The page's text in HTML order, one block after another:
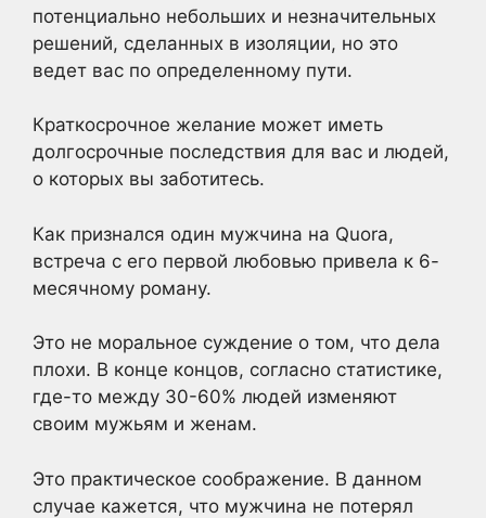
потенциально небольших и незначительных
решений, сделанных в изоляции, но это
ведет вас по определенному пути.
Краткосрочное желание может иметь
долгосрочные последствия для вас и людей,
о которых вы заботитесь.
Как признался один мужчина на Quora,
встреча с его первой любовью привела к 6-
месячному роману.
Это не моральное суждение о том, что дела
плохи. В конце концов, согласно статистике,
где-то между 30-60% людей изменяют
своим мужьям и женам.
Это практическое соображение. В данном
случае кажется, что мужчина не потерял